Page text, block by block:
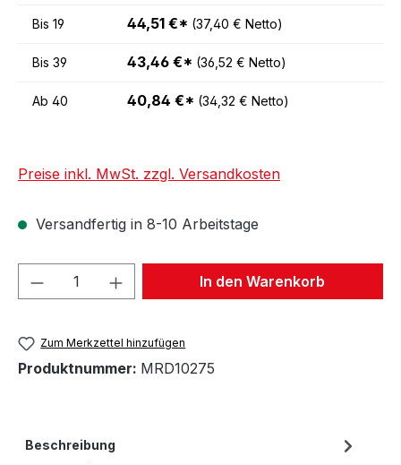
Bis 19 44,51 €* (37,40 € Netto)
Bis 39 43,46 €* (36,52 € Netto)
Ab 40 40,84 €* (34,32 € Netto)
Preise inkl. MwSt. zzgl. Versandkosten
Versandfertig in 8-10 Arbeitstage
Produkt Anzahl: Gib denIn den Warenkorb
Zum Merkzettel hinzufügen
Produktnummer: MRD10275
Beschreibung